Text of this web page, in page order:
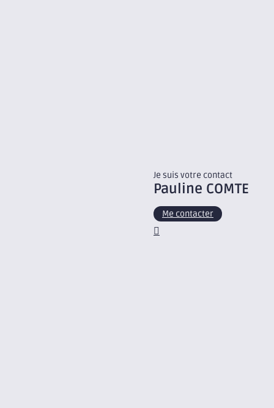
Je suis votre contact
Pauline COMTE
Me contacter